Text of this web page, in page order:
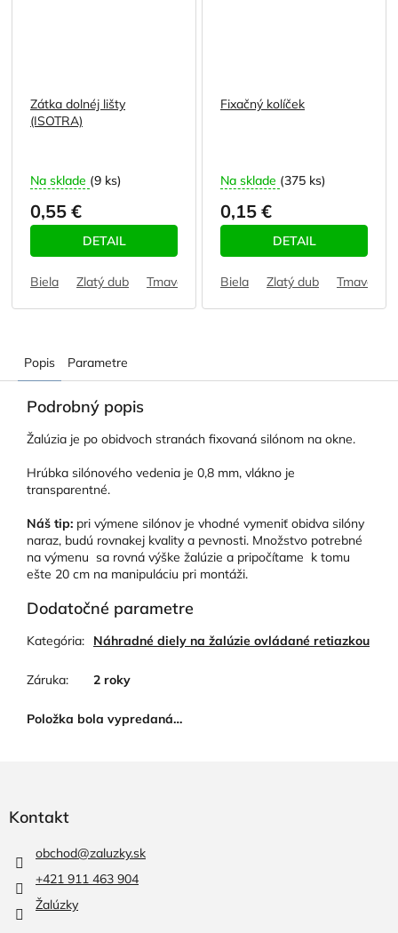
Zátka dolnéj lišty
(ISOTRA)
Na sklade (9 ks)
0,55 €
DETAIL
Biela Zlatý dub Tmavohnedá Svetlohnedá - horčicová
Fixačný kolíček
Na sklade (375 ks)
0,15 €
DETAIL
Biela Zlatý dub
Popis Parametre
Podrobný popis
Žalúzia je po obidvoch stranách fixovaná silónom na okne.
Hrúbka silónového vedenia je 0,8 mm, vlákno je
transparentné.
Náš tip: pri výmene silónov je vhodné vymeniť obidva silóny
naraz, budú rovnakej kvality a pevnosti. Množstvo potrebné
na výmenu sa rovná výške žalúzie a pripočítame k tomu
ešte 20 cm na manipuláciu pri montáži.
Dodatočné parametre
Kategória: Náhradné diely na žalúzie ovládané retiazkou
Záruka: 2 roky
Položka bola vypredaná…
Kontakt
obchod@zaluzky.sk
+421 911 463 904
Žalúzky